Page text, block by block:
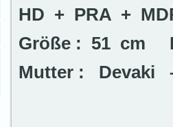
HD + PRA +
Größe : 51 cm
Mutter :